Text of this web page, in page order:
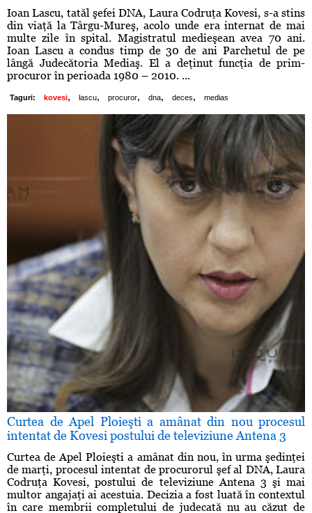
Ioan Lascu, tatăl şefei DNA, Laura Codruţa Kovesi, s-a stins
din viaţă la Târgu-Mureş, acolo unde era internat de mai
multe zile în spital. Magistratul medieşean avea 70 ani.
Ioan Lascu a condus timp de 30 de ani Parchetul de pe
lângă Judecătoria Mediaş. El a deţinut funcţia de prim-
procuror în perioada 1980 – 2010. ...
Taguri: kovesi, lascu, procuror, dna, deces, medias
Curtea de Apel Ploieşti a amânat din nou procesul
intentat de Kovesi postului de televiziune Antena 3
Curtea de Apel Ploieşti a amânat din nou, în urma şedinţei
de marţi, procesul intentat de procurorul şef al DNA, Laura
Codruţa Kovesi, postului de televiziune Antena 3 şi mai
multor angajaţi ai acestuia. Decizia a fost luată în contextul
în care membrii completului de judecată nu au căzut de